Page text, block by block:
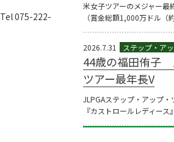
Tel 075-222-
米女子ツアーのメジャー最
（賞金総額1,000万ドル
2026.7.31
44歳の福田侑子
ツアー最年長V
JLPGAステップ・アップ
『カストロールレディー